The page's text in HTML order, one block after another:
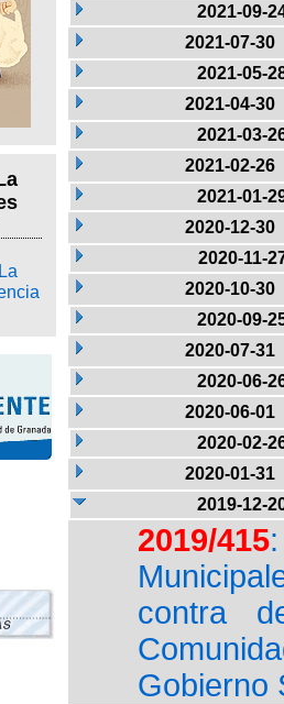
2021-09-
2021-07-30
2021-05-
2021-04-30
2021-03-
2021-02-26
2021-01-
2020-12-30
2020-11-
2020-10-30
2020-09-
2020-07-31
2020-06-
2020-06-01
2020-02-
2020-01-31
2019-12-
2019/415
contra
Gobierno